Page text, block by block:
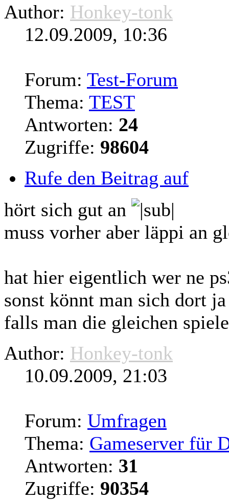
Author: Honkey-tonk
12.09.2009, 10:36
Forum: Test-Forum
Thema: TEST
Antworten: 24
Zugriffe: 98604
Rufe den Beitrag auf
hört sich gut an
muss vorher aber läppi an
hat hier eigentlich wer ne
sonst könnt man sich dort
falls man die gleichen
Author: Honkey-tonk
10.09.2009, 21:03
Forum: Umfragen
Thema: Gameserver für
Antworten: 31
Zugriffe: 90354